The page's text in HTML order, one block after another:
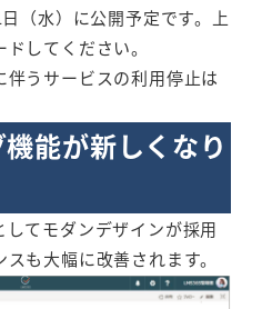
（水）に公開予定です。上
してください。
うサービスの利用停止は
能が新しくなり
てモダンデザインが採用
も大幅に改善されます。